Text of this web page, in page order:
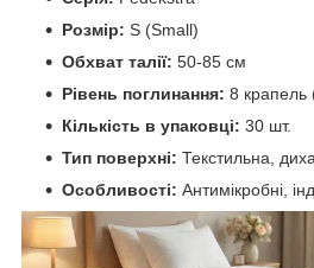
Розмір: S (Small)
Обхват талії: 50-85 см
Рівень поглинання: 8 крапель
Кількість в упаковці: 30 шт.
Тип поверхні: Текстильна,
Особливості: Антимікробні,